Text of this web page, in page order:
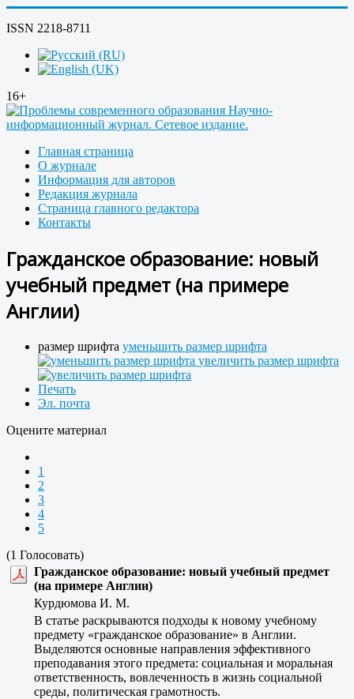
ISSN 2218-8711
16+
Главная страница
О журнале
Информация для авторов
Редакция журнала
Страница главного редактора
Контакты
Гражданское образование: новый
учебный предмет (на примере
Англии)
размер шрифта уменьшить размер шрифта
увеличить размер шрифта
Печать
Эл. почта
Оцените материал
1
2
3
4
5
(1 Голосовать)
Гражданское образование: новый учебный предмет
(на примере Англии)
Курдюмова И. М.
В статье раскрываются подходы к новому учебному
предмету «гражданское образование» в Англии.
Выделяются основные направления эффективного
преподавания этого предмета: социальная и моральная
ответственность, вовлеченность в жизнь социальной
среды, политическая грамотность.